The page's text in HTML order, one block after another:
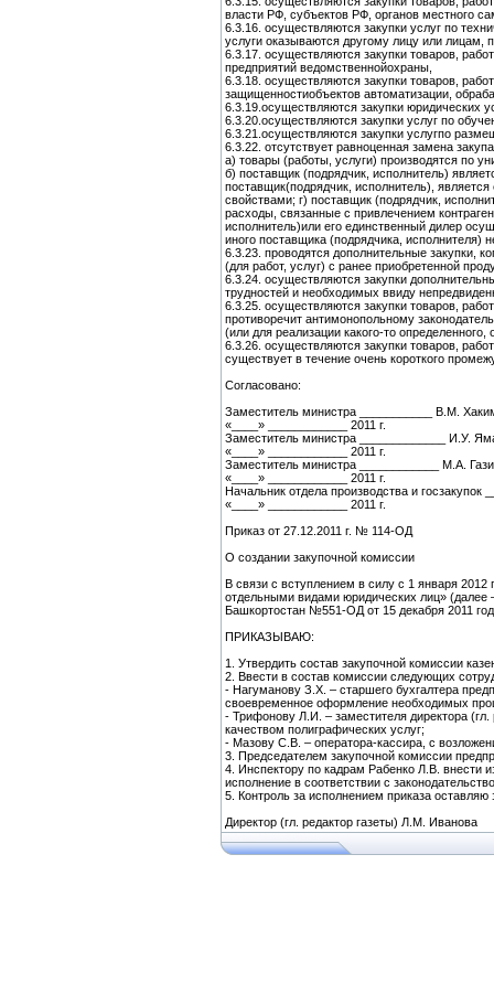
власти РФ, субъектов РФ, органов местного
6.3.16. осуществляются закупки услуг по
услуги оказываются другому лицу или
6.3.17. осуществляются закупки товаров,
предприятий ведомственнойохраны,
6.3.18. осуществляются закупки товаров,
защищенностиобъектов автоматизации,
6.3.19.осуществляются закупки юридических
6.3.20.осуществляются закупки услуг по
6.3.21.осуществляются закупки услугпо
6.3.22. отсутствует равноценная замена
а) товары (работы, услуги) производятся по
б) поставщик (подрядчик, исполнитель)
поставщик(подрядчик, исполнитель),
свойствами; г) поставщик (подрядчик,
расходы, связанные с привлечением
исполнитель)или его единственный дилер
иного поставщика (подрядчика, исполнителя)
6.3.23. проводятся дополнительные закупки,
(для работ, услуг) с ранее приобретенной
6.3.24. осуществляются закупки
трудностей и необходимых ввиду
6.3.25. осуществляются закупки товаров,
противоречит антимонопольному
(или для реализации какого-то
6.3.26. осуществляются закупки товаров,
существует в течение очень короткого
Согласовано:
Заместитель министра ___________ В.М.
«____» ____________ 2011 г.
Заместитель министра _____________ И.У.
«____» ____________ 2011 г.
Заместитель министра ____________ М.А.
«____» ____________ 2011 г.
Начальник отдела производства и госзакупок
«____» ____________ 2011 г.
Приказ от 27.12.2011 г. № 114-ОД
О создании закупочной комиссии
В связи с вступлением в силу с 1 января
отдельными видами юридических лиц» (далее
Башкортостан №551-ОД от 15 декабря 2011
ПРИКАЗЫВАЮ:
1. Утвердить состав закупочной комиссии
2. Ввести в состав комиссии следующих
- Нагуманову З.Х. – старшего бухгалтера
своевременное оформление необходимых
- Трифонову Л.И. – заместителя директора
качеством полиграфических услуг;
- Мазову С.В. – оператора-кассира, с
3. Председателем закупочной комиссии
4. Инспектору по кадрам Рабенко Л.В. внести
исполнение в соответствии с
5. Контроль за исполнением приказа оставляю
Директор (гл. редактор газеты) Л.М. Иванова